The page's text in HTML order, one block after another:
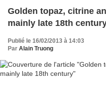
Golden topaz, citrine
mainly late 18th
Publié le 16/02/2013 à 14:03
Par Alain Truong